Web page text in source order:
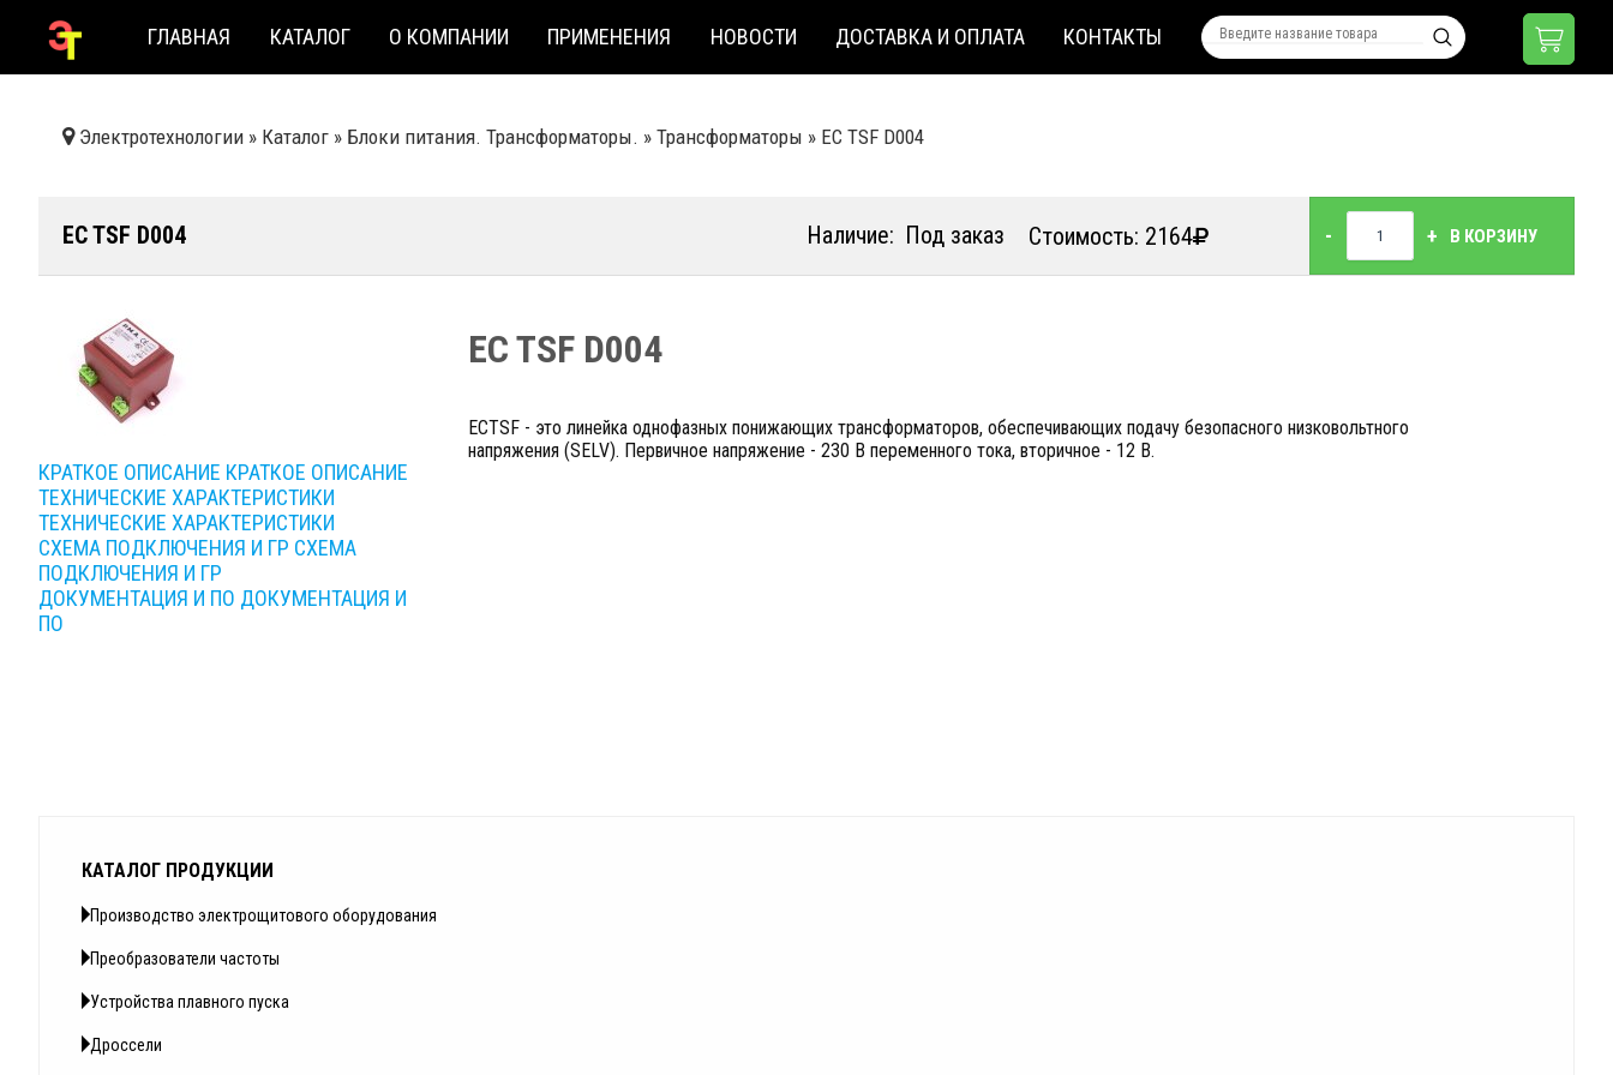
ГЛАВНАЯ КАТАЛОГ О КОМПАНИИ ПРИМЕНЕНИЯ НОВОСТИ ДОСТАВКА И ОПЛАТА КОНТАКТЫ
Электротехнологии » Каталог » Блоки питания. Трансформаторы. » Трансформаторы » EC TSF D004
EC TSF D004 Наличие: Под заказ Стоимость: 2164 - + В КОРЗИНУ
КРАТКОЕ ОПИСАНИЕ КРАТКОЕ ОПИСАНИЕ
ТЕХНИЧЕСКИЕ ХАРАКТЕРИСТИКИ
ТЕХНИЧЕСКИЕ ХАРАКТЕРИСТИКИ
СХЕМА ПОДКЛЮЧЕНИЯ И ГР СХЕМА
ПОДКЛЮЧЕНИЯ И ГР
ДОКУМЕНТАЦИЯ И ПО ДОКУМЕНТАЦИЯ И
ПО
EC TSF D004
ECTSF - это линейка однофазных понижающих трансформаторов, обеспечивающих подачу безопасного низковольтного
напряжения (SELV). Первичное напряжение - 230 В переменного тока, вторичное - 12 В.
КАТАЛОГ ПРОДУКЦИИ
Производство электрощитового оборудования
Преобразователи частоты
Устройства плавного пуска
Дроссели